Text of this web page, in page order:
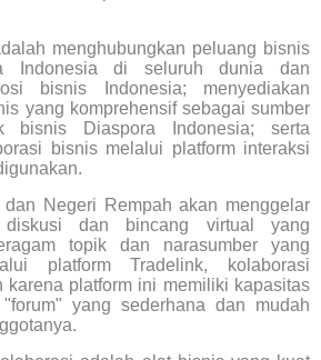
menghubungkan peluang bisnis
Indonesia di seluruh dunia dan
bisnis Indonesia; menyediakan
yang komprehensif sebagai sumber
bisnis Diaspora Indonesia; serta
bisnis melalui platform interaksi
Negeri Rempah akan menggelar
diskusi dan bincang virtual yang
topik dan narasumber yang
platform Tradelink, kolaborasi
karena platform ini memiliki kapasitas
yang sederhana dan mudah